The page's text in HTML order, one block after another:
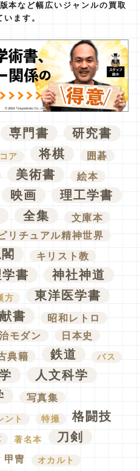
本など幅広いジャンルの買取
います。
専門書 研究書
ア 将棋 囲碁
美術書
絵本
映画
理工学書
全集
文庫本
リチュアル精神世界
キリスト教
書 神社神道
方
東洋医学書
書
昭和レトロ
モダン
日本史
典籍 鉄道 バス
人文科学
写真集
ント 特撮
格闘技
著名本
刀剣
甲冑 オカルト